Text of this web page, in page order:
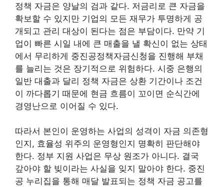
정책 자금은 양날의 검과 같다. 저금리로 큰 자금을
확보할 수 있지만 기업의 모든 재무가 투명하게 공
개되고 관리 대상이 된다는 점은 부담이다. 만약 기
업이 빠른 시일 내에 큰 매출을 낼 확신이 없는 상태
에서 무리하게 중진공정책자금신청을 진행해 부채
를 늘리는 것은 장기적으로 위험하다. 시중 은행의
일반 대출과 달리 정책 자금은 상환 기간이나 조건
이 까다롭기 때문에 현금 흐름이 꼬이면 순식간에
경영난으로 이어질 수 있다.
따라서 본인이 운영하는 사업의 성격이 자금 의존형
인지, 효율성 위주의 운영형인지 명확히 판단해야
한다. 정부 지원 사업은 무상 원조가 아니다. 결국
갚아야 할 빚이라는 사실을 잊지 말아야 한다. 중진
공 누리집을 통해 매달 발표되는 정책 자금 공고를